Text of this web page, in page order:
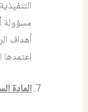
مسؤولة
أهداف
اعتمدها
المادة